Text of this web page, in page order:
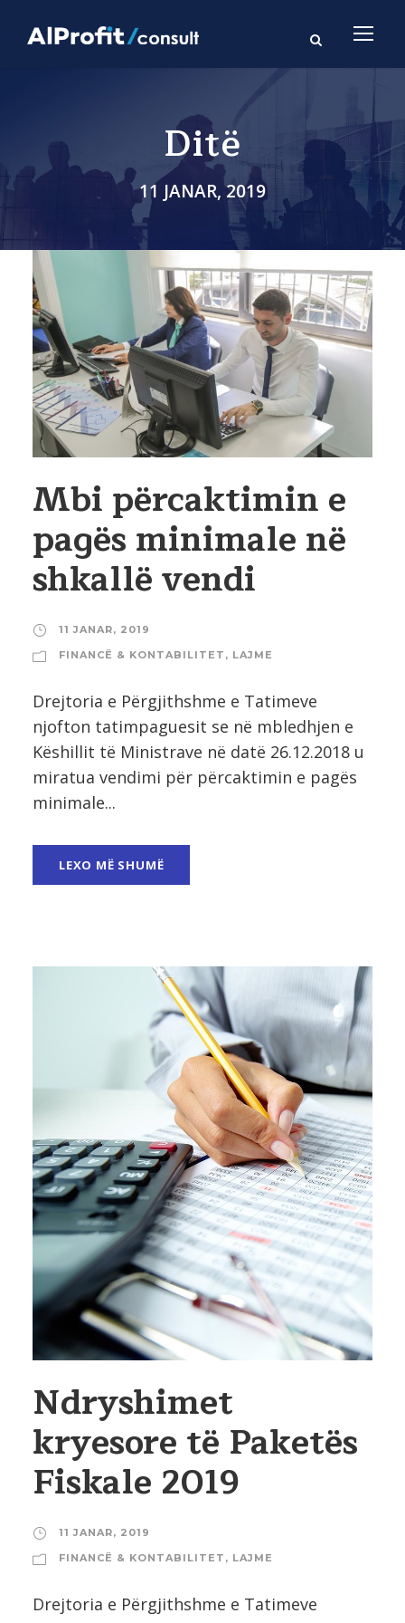
Ditë
11 JANAR, 2019
Mbi përcaktimin e
pagës minimale në
shkallë vendi
11 JANAR, 2019
FINANCË & KONTABILITET , LAJME
Drejtoria e Përgjithshme e Tatimeve
njofton tatimpaguesit se në mbledhjen e
Këshillit të Ministrave në datë 26.12.2018 u
miratua vendimi për përcaktimin e pagës
minimale...
LEXO MË SHUMË
Ndryshimet
kryesore të Paketës
Fiskale 2019
11 JANAR, 2019
FINANCË & KONTABILITET , LAJME
Drejtoria e Përgjithshme e Tatimeve